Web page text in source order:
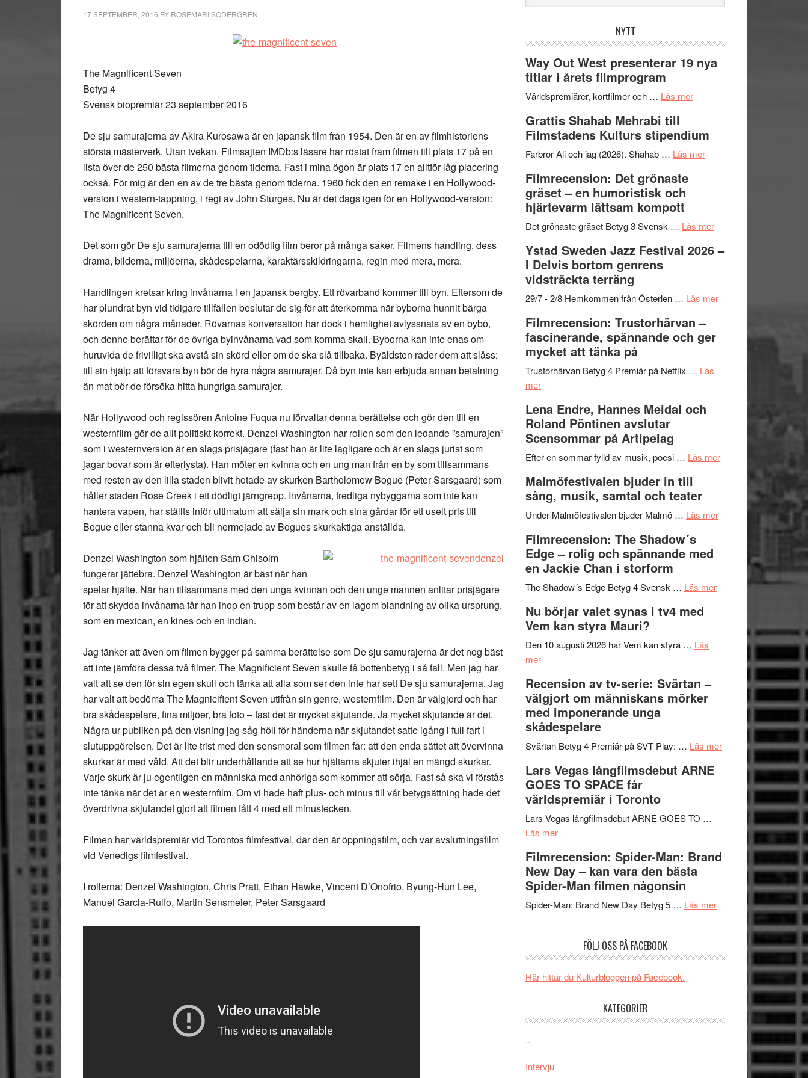
17 SEPTEMBER, 2016 BY ROSEMARI SÖDERGREN
The Magnificent Seven
Betyg 4
Svensk biopremiär 23 september 2016
De sju samurajerna av Akira Kurosawa är en japansk film från 1954. Den är en av filmhistoriens
största mästerverk. Utan tvekan. Filmsajten IMDb:s läsare har röstat fram filmen till plats 17 på en
lista över de 250 bästa filmerna genom tiderna. Fast i mina ögon är plats 17 en alltför låg placering
också. För mig är den en av de tre bästa genom tiderna. 1960 fick den en remake i en Hollywood-
version i western-tappning, i regi av John Sturges. Nu är det dags igen för en Hollywood-version:
The Magnificent Seven.
Det som gör De sju samurajerna till en odödlig film beror på många saker. Filmens handling, dess
drama, bilderna, miljöerna, skådespelarna, karaktärsskildringarna, regin med mera, mera.
Handlingen kretsar kring invånarna i en japansk bergby. Ett rövarband kommer till byn. Eftersom de
har plundrat byn vid tidigare tillfällen beslutar de sig för att återkomma när byborna hunnit bärga
skörden om några månader. Rövarnas konversation har dock i hemlighet avlyssnats av en bybo,
och denne berättar för de övriga byinvånarna vad som komma skall. Byborna kan inte enas om
huruvida de frivilligt ska avstå sin skörd eller om de ska slå tillbaka. Byäldsten råder dem att slåss;
till sin hjälp att försvara byn bör de hyra några samurajer. Då byn inte kan erbjuda annan betalning
än mat bör de försöka hitta hungriga samurajer.
När Hollywood och regissören Antoine Fuqua nu förvaltar denna berättelse och gör den till en
westernfilm gör de allt politiskt korrekt. Denzel Washington har rollen som den ledande ”samurajen”
som i westernversion är en slags prisjägare (fast han är lite lagligare och är en slags jurist som
jagar bovar som är efterlysta). Han möter en kvinna och en ung man från en by som tillsammans
med resten av den lilla staden blivit hotade av skurken Bartholomew Bogue (Peter Sarsgaard) som
håller staden Rose Creek i ett dödligt järngrepp. Invånarna, fredliga nybyggarna som inte kan
hantera vapen, har ställts inför ultimatum att sälja sin mark och sina gårdar för ett uselt pris till
Bogue eller stanna kvar och bli nermejade av Bogues skurkaktiga anställda.
Denzel Washington som hjälten Sam Chisolm
fungerar jättebra. Denzel Washington är bäst när han
spelar hjälte. När han tillsammans med den unga kvinnan och den unge mannen anlitar prisjägare
för att skydda invånarna får han ihop en trupp som består av en lagom blandning av olika ursprung,
som en mexican, en kines och en indian.
Jag tänker att även om filmen bygger på samma berättelse som De sju samurajerna är det nog bäst
att inte jämföra dessa två filmer. The Magnificient Seven skulle få bottenbetyg i så fall. Men jag har
valt att se den för sin egen skull och tänka att alla som ser den inte har sett De sju samurajerna. Jag
har valt att bedöma The Magnicifient Seven utifrån sin genre, westernfilm. Den är välgjord och har
bra skådespelare, fina miljöer, bra foto – fast det är mycket skjutande. Ja mycket skjutande är det.
Några ur publiken på den visning jag såg höll för händerna när skjutandet satte igång i full fart i
slutuppgörelsen. Det är lite trist med den sensmoral som filmen får: att den enda sättet att övervinna
skurkar är med våld. Att det blir underhållande att se hur hjältarna skjuter ihjäl en mängd skurkar.
Varje skurk är ju egentligen en människa med anhöriga som kommer att sörja. Fast så ska vi förstås
inte tänka när det är en westernfilm. Om vi hade haft plus- och minus till vår betygsättning hade det
överdrivna skjutandet gjort att filmen fått 4 med ett minustecken.
Filmen har världspremiär vid Torontos filmfestival, där den är öppningsfilm, och var avslutningsfilm
vid Venedigs filmfestival.
I rollerna: Denzel Washington, Chris Pratt, Ethan Hawke, Vincent D’Onofrio, Byung-Hun Lee,
Manuel Garcia-Rulfo, Martin Sensmeier, Peter Sarsgaard
webbplatsen
NYTT
Way Out West presenterar 19 nya
titlar i årets filmprogram
Världspremiärer, kortfilmer och … Läs merom
West
presenterar
årets
Grattis Shahab Mehrabi till
Filmstadens Kulturs stipendium
Farbror Ali och jag (2026). Shahab … Läs merom
Filmstadens
stipendium
Filmrecension: Det grönaste
gräset – en humoristisk och
hjärtevarm lättsam kompott
Det grönaste gräset Betyg 3 Svensk … Läs merom
Det
–
och
Ystad Sweden Jazz Festival 2026 –
I Delvis bortom genrens
vidsträckta terräng
29/7 - 2/8 Hemkommen från Österlen … Läs merom
vidsträckta
Filmrecension: Trustorhärvan –
fascinerande, spännande och ger
mycket att tänka på
Trustorhärvan Betyg 4 Premiär på Netflix … Läs
merom
Trustorhärvan
–
fascinerande,
spännande
ger
mycket
att
på
Lena Endre, Hannes Meidal och
Roland Pöntinen avslutar
Scensommar på Artipelag
Efter en sommar fylld av musik, poesi … Läs merom
Hannes
Pöntinen
Scensommar
Malmöfestivalen bjuder in till
sång, musik, samtal och teater
Under Malmöfestivalen bjuder Malmö … Läs merom
Malmöfestivalen
Filmrecension: The Shadow´s
Edge – rolig och spännande med
en Jackie Chan i storform
The Shadow´s Edge Betyg 4 Svensk … Läs merom
Shadow
en
storform
Nu börjar valet synas i tv4 med
Vem kan styra Mauri?
Den 10 augusti 2026 har Vem kan styra … Läs
merom
börjar
valet
synas
i
tv4
Vem
kan
styra
Mauri?
Recension av tv-serie: Svärtan –
välgjort om människans mörker
med imponerande unga
skådespelare
Svärtan Betyg 4 Premiär på SVT Play: … Läs merom
Recension
välgjort
människans
mörker
skådespelare
Lars Vegas långfilmsdebut ARNE
GOES TO SPACE får
världspremiär i Toronto
Lars Vegas långfilmsdebut ARNE GOES TO …
Läs merom
Vegas
långfilmsdebut
ARNE
GOES
världspremiär
i
Filmrecension: Spider-Man: Brand
New Day – kan vara den bästa
Spider-Man filmen någonsin
Spider-Man: Brand New Day Betyg 5 … Läs merom
Brand
kan
FÖLJ OSS PÅ FACEBOOK
Här hittar du Kulturbloggen på Facebook.
KATEGORIER
..
Intervju